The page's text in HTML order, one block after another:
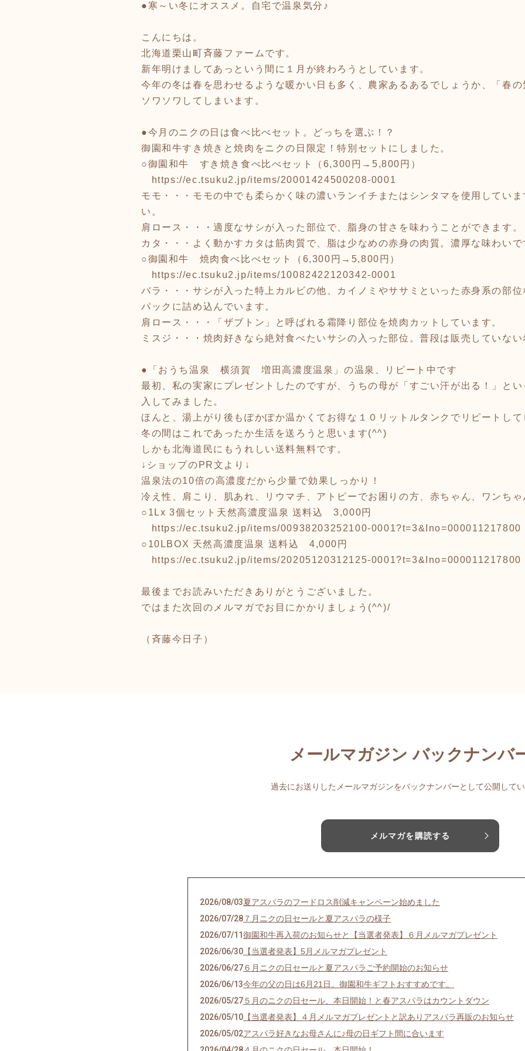
●寒～い冬にオススメ。自宅で温泉気分♪
こんにちは。
北海道栗山町斉藤ファームです。
新年明けましてあっという間に１月が終わろうとしています。
今年の冬は春を思わせるような暖かい日も多く、農家あるあるでしょうか、「春
ソワソワしてしまいます。
●今月のニクの日は食べ比べセット。どっちを選ぶ！？
御園和牛すき焼きと焼肉をニクの日限定！特別セットにしました。
○御園和牛 すき焼き食べ比べセット（6,300円→5,800円）
https://ec.tsuku2.jp/items/20001424500208-0001
モモ・・・モモの中でも柔らかく味の濃いランイチまたはシンタマを使用してい
い。
肩ロース・・・適度なサシが入った部位で、脂身の甘さを味わうことができます。
カタ・・・よく動かすカタは筋肉質で、脂は少なめの赤身の肉質。濃厚な味わいで
○御園和牛 焼肉食べ比べセット（6,300円→5,800円）
https://ec.tsuku2.jp/items/10082422120342-0001
バラ・・・サシが入った特上カルビの他、カイノミやササミといった赤身系の部位
パックに詰め込んでいます。
肩ロース・・・「ザブトン」と呼ばれる霜降り部位を焼肉カットしています。
ミスジ・・・焼肉好きなら絶対食べたいサシの入った部位。普段は販売していない
●「おうち温泉 横須賀 増田高濃度温泉」の温泉、リピート中です
最初、私の実家にプレゼントしたのですが、うちの母が「すごい汗が出る！」と
入してみました。
ほんと、湯上がり後もぽかぽか温かくてお得な１０リットルタンクでリピートして
冬の間はこれであったか生活を送ろうと思います(^^)
しかも北海道民にもうれしい送料無料です。
↓ショップのPR文より↓
温泉法の10倍の高濃度だから少量で効果しっかり！
冷え性、肩こり、肌あれ、リウマチ、アトピーでお困りの方、赤ちゃん、ワンちゃ
○1Lx 3個セット天然高濃度温泉 送料込 3,000円
https://ec.tsuku2.jp/items/00938203252100-0001?t=3&Ino=000011217800
○10LBOX 天然高濃度温泉 送料込 4,000円
https://ec.tsuku2.jp/items/20205120312125-0001?t=3&Ino=000011217800
最後までお読みいただきありがとうございました。
ではまた次回のメルマガでお目にかかりましょう(^^)/
（斉藤今日子）
メールマガジン バックナンバ
過去にお送りしたメールマガジンをバックナンバーとして公開してい
メルマガを購読する
2026/08/03夏アスパラのフードロス削減キャンペーン始めました
2026/07/28 ７月ニクの日セールと夏アスパラの様子
2026/07/11御園和牛再入荷のお知らせと【当選者発表】６月メルマガプレゼント
2026/06/30 【当選者発表】5月メルマガプレゼント
2026/06/27６月ニクの日セールと夏アスパラご予約開始のお知らせ
2026/06/13今年の父の日は6月21日。御園和牛ギフトおすすめです。
2026/05/27５月のニクの日セール、本日開始！と春アスパラはカウントダウン
2026/05/10 【当選者発表】４月メルマガプレゼントと訳ありアスパラ再販のお知らせ
2026/05/02アスパラ好きなお母さんに♪母の日ギフト間に合います